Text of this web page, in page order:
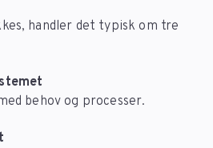
handler det typisk om tre
behov og processer.